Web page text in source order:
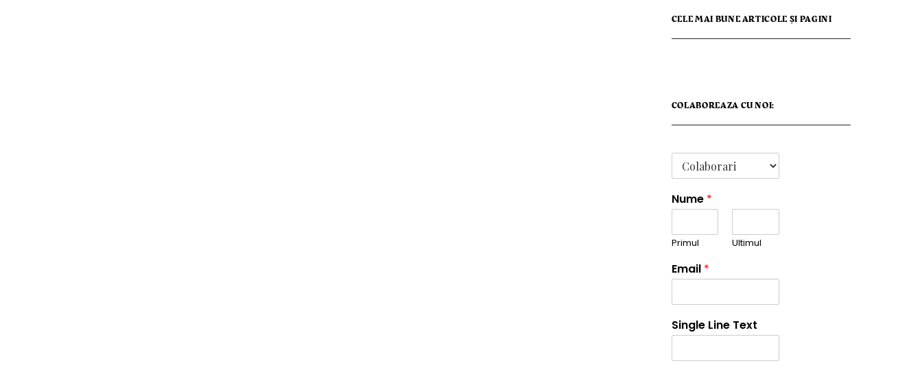
CELE MAI BUNE ARTICOLE ȘI PAGINI
COLABOREAZA CU NOI:
Nume *
Primul Ultimul
Email *
Single Line Text